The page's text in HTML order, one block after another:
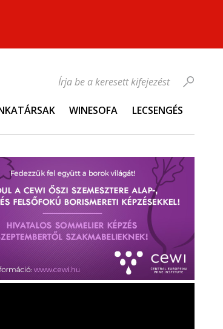
WINESOFA LECSENGÉS
Írja be a keresett kifejezést